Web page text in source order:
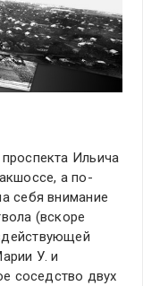
Ильича
а по-
себя внимание
(вскоре
У. и
соседство двух